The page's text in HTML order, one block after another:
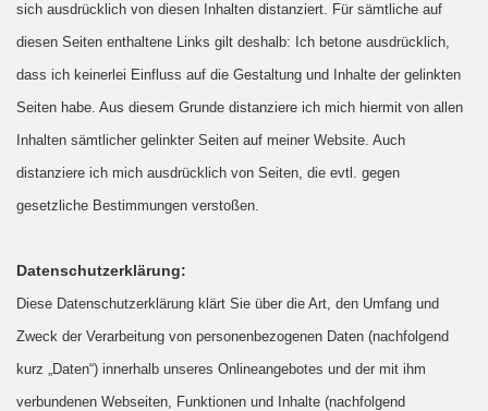
sich ausdrücklich von diesen Inhalten distanziert. Für sämtliche auf
diesen Seiten enthaltene Links gilt deshalb: Ich betone ausdrücklich,
dass ich keinerlei Einfluss auf die Gestaltung und Inhalte der gelinkten
Seiten habe. Aus diesem Grunde distanziere ich mich hiermit von allen
Inhalten sämtlicher gelinkter Seiten auf meiner Website. Auch
distanziere ich mich ausdrücklich von Seiten, die evtl. gegen
gesetzliche Bestimmungen verstoßen.
Datenschutzerklärung:
Diese Datenschutzerklärung klärt Sie über die Art, den Umfang und
Zweck der Verarbeitung von personenbezogenen Daten (nachfolgend
kurz „Daten“) innerhalb unseres Onlineangebotes und der mit ihm
verbundenen Webseiten, Funktionen und Inhalte (nachfolgend